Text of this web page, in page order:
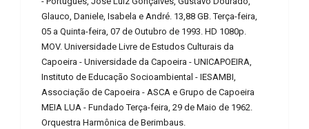
Glauco, Daniele, Isabela e André. 13,88 GB. Terça-feira,
05 a Quinta-feira, 07 de Outubro de 1993. HD 1080p.
MOV. Universidade Livre de Estudos Culturais da
Capoeira - Universidade da Capoeira - UNICAPOEIRA,
Instituto de Educação Socioambiental - IESAMBI,
Associação de Capoeira - ASCA e Grupo de Capoeira
MEIA LUA - Fundado Terça-feira, 29 de Maio de 1962.
Orquestra Harmônica de Berimbaus.